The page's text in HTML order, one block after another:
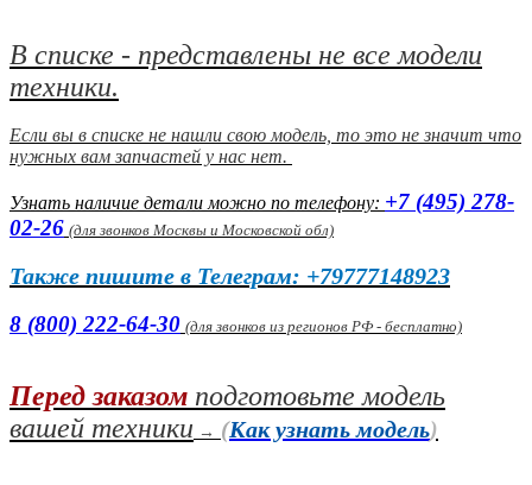
В списке - представлены не все модели
техники.
Если вы в списке не нашли свою модель, то это не значит что
нужных вам запчастей у нас нет.
Узнать наличие детали можно по телефону: +7 (495) 278-
02-26 (для звонков Москвы и Московской обл)
Также пишите в Телеграм: +79777148923
8 (800) 222-64-30 (для звонков из регионов РФ - бесплатно)
Перед заказом подготовьте модель
вашей техники → (Как узнать модель)